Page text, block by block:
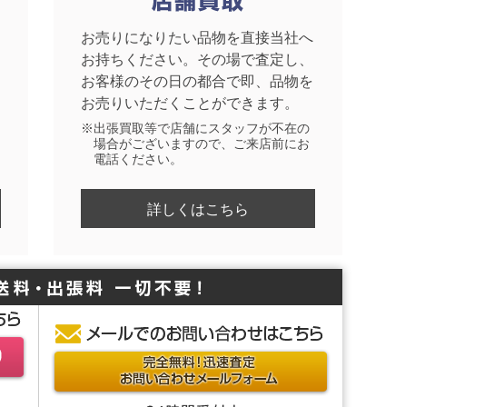
お売りになりたい品物を直接当社へ
お持ちください。その場で査定し、
お客様のその日の都合で即、品物を
お売りいただくことができます。
※出張買取等で店舗にスタッフが不在の
場合がございますので、ご来店前にお
電話ください。
詳しくはこちら